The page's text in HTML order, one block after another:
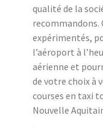
qualité de la
recommandons.
expérimentés,
l’aéroport à
aérienne et
de votre choix à
courses en taxi
Nouvelle